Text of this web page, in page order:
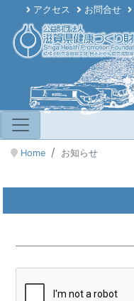
アクセス お問合せ
Home お知らせ